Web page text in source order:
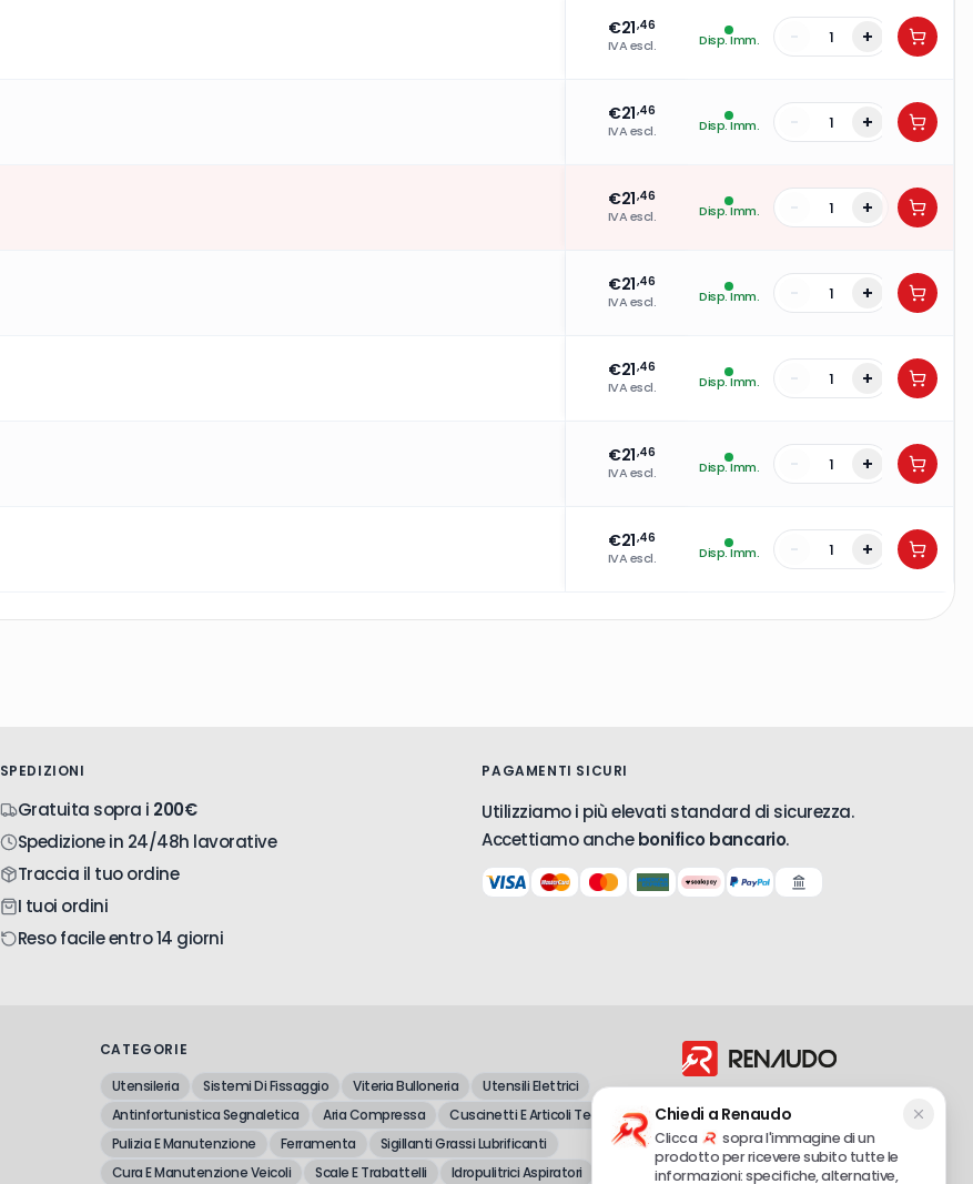
€21,46
IVA escl. Disp. Imm. - +
€21,46
IVA escl. Disp. Imm. - +
€21,46
IVA escl. Disp. Imm. - +
€21,46
IVA escl. Disp. Imm. - +
€21,46
IVA escl. Disp. Imm. - +
€21,46
IVA escl. Disp. Imm. - +
€21,46
IVA escl. Disp. Imm. - +
SPEDIZIONI
Gratuita sopra i 200€
Spedizione in 24/48h lavorative
Traccia il tuo ordine
I tuoi ordini
Reso facile entro 14 giorni
PAGAMENTI SICURI
Utilizziamo i più elevati standard di sicurezza.
Accettiamo anchebonifico bancario.
CATEGORIE
Utensileria
Sistemi Di Fissaggio Viteria Bulloneria
Utensili Elettrici
Antinfortunistica Segnaletica
Aria Compressa
Cuscinetti E Articoli Tecnici
Pulizia E Manutenzione
Ferramenta
Sigillanti Grassi Lubrificanti
Cura E Manutenzione Veicoli
Scale E Trabattelli Idropulitrici Aspiratori
dettaglio di attrezzature professionali e
fai-da-te.
Chiedi a Renaudo
Clicca
sopra l'immagine di un
prodotto per ricevere subito tutte le
informazioni: specifiche, alternative,